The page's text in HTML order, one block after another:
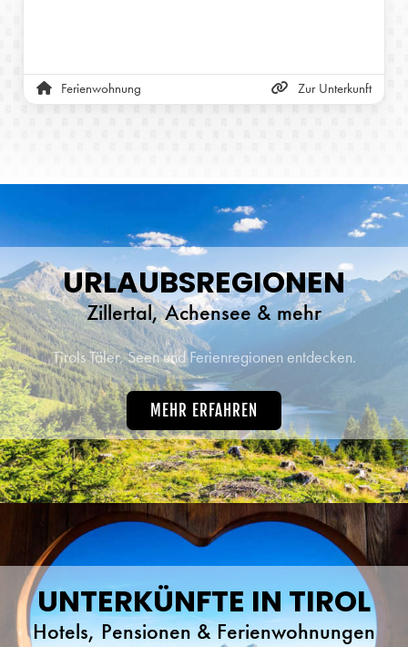
Ferienwohnung Zur Unterkunft
URLAUBSREGIONEN
Zillertal, Achensee & mehr
Tirols Täler, Seen und Ferienregionen entdecken.
MEHR ERFAHREN
UNTERKÜNFTE IN TIROL
Hotels, Pensionen & Ferienwohnungen